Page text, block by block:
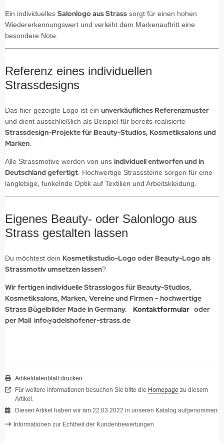
Ein individuelles Salonlogo aus Strass sorgt für einen hohen
Wiedererkennungswert und verleiht dem Markenauftritt eine
besondere Note.
Referenz eines individuellen
Strassdesigns
Das hier gezeigte Logo ist ein unverkäufliches Referenzmuster
und dient ausschließlich als Beispiel für bereits realisierte
Strassdesign-Projekte für Beauty-Studios, Kosmetiksalons und
Marken
Alle Strassmotive werden von uns individuell entworfen und in
Deutschland gefertigt . Hochwertige Strasssteine sorgen für eine
langlebige, funkelnde Optik auf Textilien und Arbeitskleidung.
Eigenes Beauty- oder Salonlogo aus
Strass gestalten lassen
Du möchtest dein Kosmetikstudio-Logo oder Beauty-Logo als
Strassmotiv umsetzen lassen?
Wir fertigen individuelle Strasslogos für Beauty-Studios,
Kosmetiksalons, Marken, Vereine und Firmen – hochwertige
Strass Bügelbilder Made in Germany. Kontaktformular oder
per Mail info@adelshofener-strass.de
Artikeldatenblatt drucken
Für weitere Informationen besuchen Sie bitte die Homepage zu diesem
Artikel.
Diesen Artikel haben wir am 22.03.2022 in unseren Katalog aufgenommen.
Informationen zur Echtheit der Kundenbewertungen